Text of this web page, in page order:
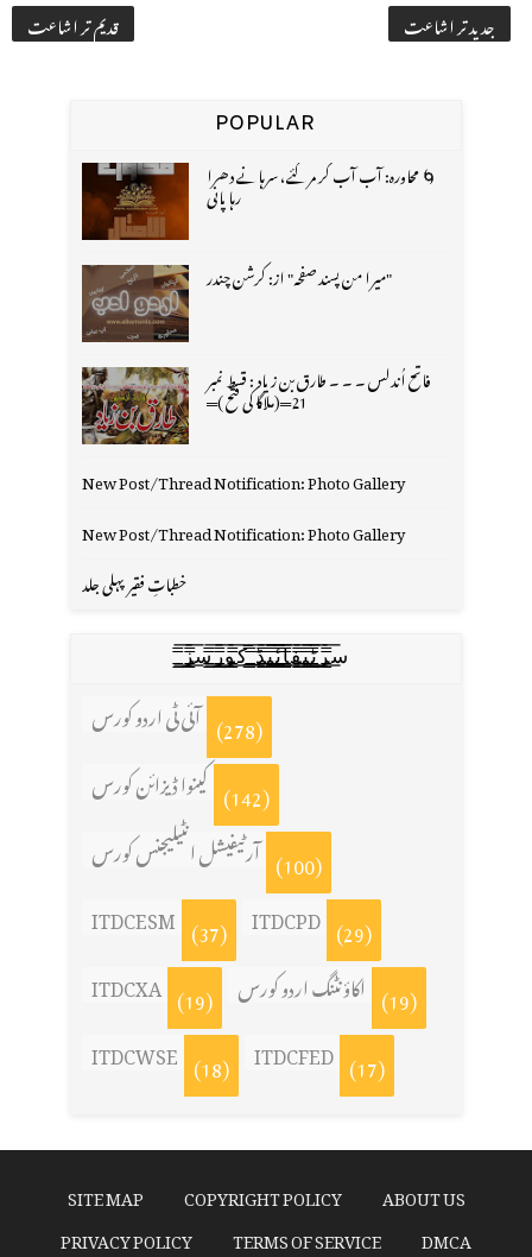
جدید تر اشاعت قدیم تر اشاعت
POPULAR
🌀 محاورہ: آب آب کر مر گئے، سرہانے دھرا
رہا پانی
"میرا من پسند صفحہ" از: کرشن چندر
فاتح اُندلس ۔ ۔ ۔ طارق بن زیاد : قسط نمبر
21═(ملاگا کی فتح )═
New Post/Thread Notification: Photo Gallery
New Post/Thread Notification: Photo Gallery
خطباتِ فقیر پہلی جلد
س̳̿͟͞ر̳̿͟͞ٹ̳̿͟͞ی̳̿͟͞ف̳̿͟͞ا̳̿͟͞ي̳̳̿ٔ̿͟͟͞͞ی̳̿͟͞ڈ̳̿͟͞ ̳̿͟͞ک̳̿͟͞و̳̿͟͞ر̳̿͟͞س̳̿͟͞ز̳̿͟͞
آئی ٹی اردو کورس (278)
کینوا ڈیزائن کورس (142)
آرٹیفیشل انٹیلیجنس کورس (100)
ITDCESM (37) ITDCPD (29)
ITDCXA (19) اکاؤنٹنگ اردو کورس (19)
ITDCWSE (18) ITDCFED (17)
ABOUT US
COPYRIGHT POLICY
SITE MAP
DMCA
TERMS OF SERVICE
PRIVACY POLICY